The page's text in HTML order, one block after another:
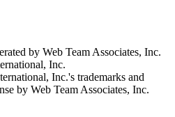
by Web Team Associates, Inc.
Inc.
Inc.'s trademarks and
by Web Team Associates, Inc.